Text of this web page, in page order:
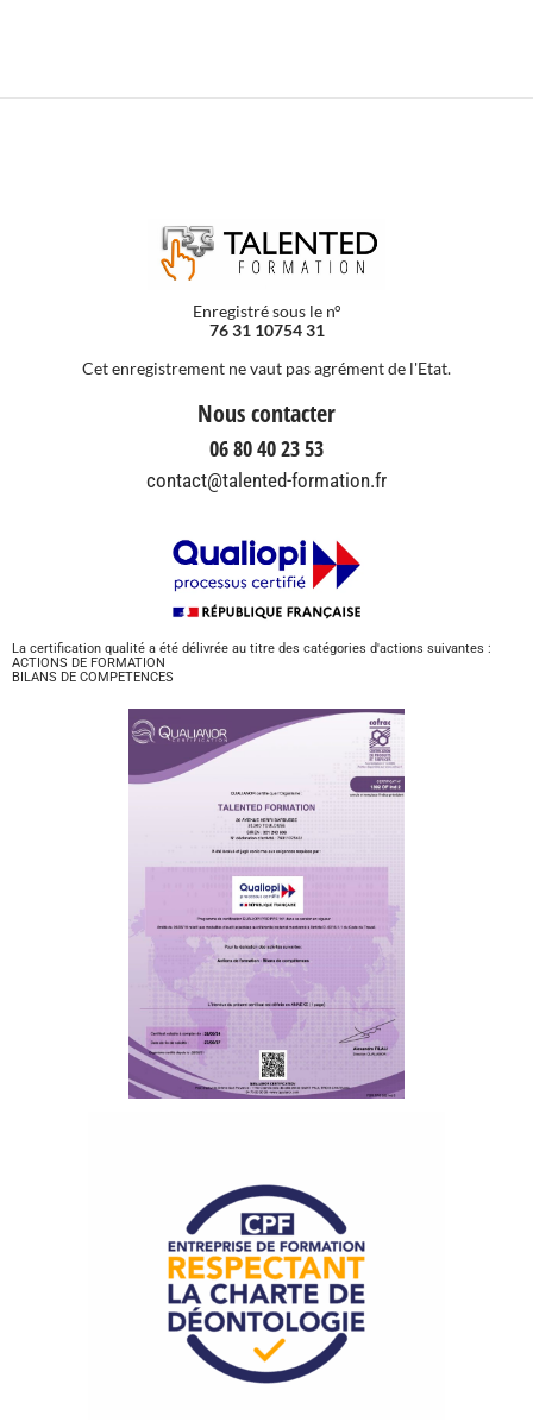
Enregistré sous le n°
76 31 10754 31
Cet enregistrement ne vaut pas agrément de l'Etat.
Nous contacter
06 80 40 23 53
contact@talented-formation.fr
La certification qualité a été délivrée au titre des catégories d'actions suivantes :
ACTIONS DE FORMATION
BILANS DE COMPETENCES